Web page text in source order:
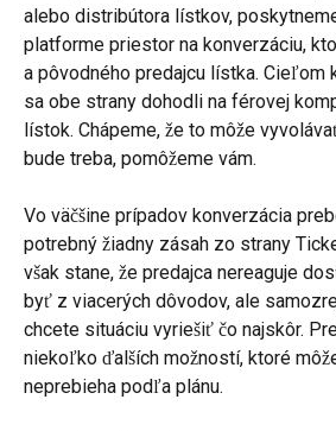
alebo distribútora lístkov,
platforme priestor na konverzáciu,
a pôvodného predajcu lístka. Cieľom
sa obe strany dohodli na férovej
lístok. Chápeme, že to môže
bude treba, pomôžeme vám.
Vo väčšine prípadov konverzácia
potrebný žiadny zásah zo strany
však stane, že predajca nereaguje
byť z viacerých dôvodov, ale
chcete situáciu vyriešiť čo najskôr.
niekoľko ďalších možností, ktoré
neprebieha podľa plánu.